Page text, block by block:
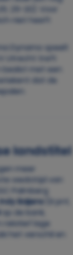
25-20). Voor
niet heeft
Dynamo speelt
Utrecht treft
met een
dat de
landstitel
meer
wedstrijd van
Palmberg
Indy Baijens (9 pnt,
op de bank,
relatief lage
het verschil en